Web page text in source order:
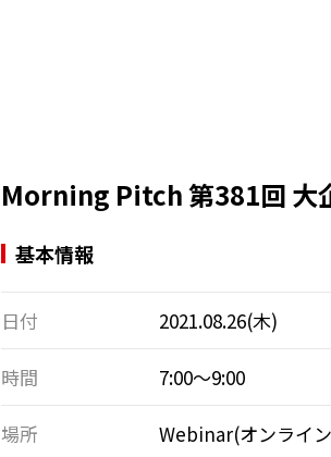
Morning Pitch 第381回 大
基本情報
日付 2021.08.26(木)
時間 7:00～9:00
場所 Webinar(オンライ